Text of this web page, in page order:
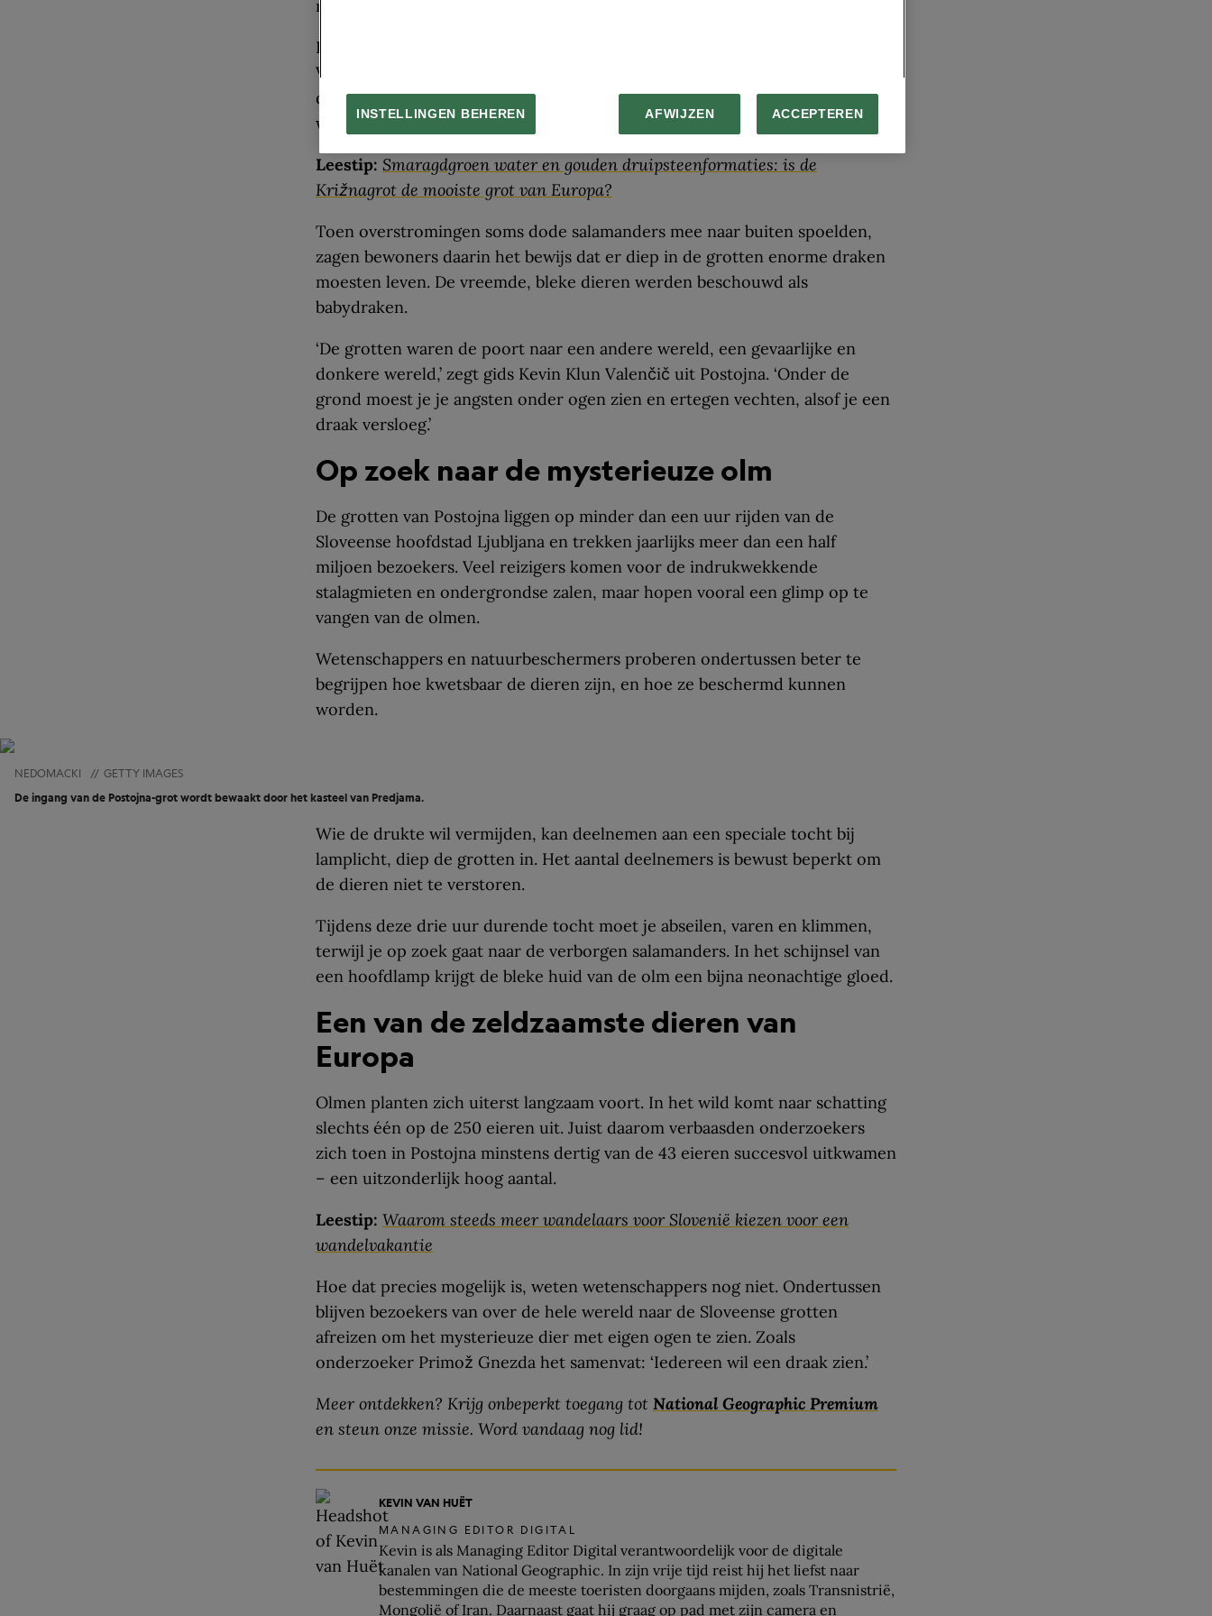
rol in legendes en volksverhalen.
In de winter stroomt warme nevel uit de grotten van Postojna naar buiten.
Voor de inwoners van vroeger leek het alsof een enorm wezen diep onder
de grond ademhaalde. In werkelijkheid ontstaat de mist doordat de relatief
warme lucht uit de grot botst met koude buitenlucht.
Leestip: Smaragdgroen water en gouden druipsteenformaties: is de
Križnagrot de mooiste grot van Europa?
Toen overstromingen soms dode salamanders mee naar buiten spoelden,
zagen bewoners daarin het bewijs dat er diep in de grotten enorme draken
moesten leven. De vreemde, bleke dieren werden beschouwd als
babydraken.
‘De grotten waren de poort naar een andere wereld, een gevaarlijke en
donkere wereld,’ zegt gids Kevin Klun Valenčič uit Postojna. ‘Onder de
grond moest je je angsten onder ogen zien en ertegen vechten, alsof je een
draak versloeg.’
Op zoek naar de mysterieuze olm
De grotten van Postojna liggen op minder dan een uur rijden van de
Sloveense hoofdstad Ljubljana en trekken jaarlijks meer dan een half
miljoen bezoekers. Veel reizigers komen voor de indrukwekkende
stalagmieten en ondergrondse zalen, maar hopen vooral een glimp op te
vangen van de olmen.
Wetenschappers en natuurbeschermers proberen ondertussen beter te
begrijpen hoe kwetsbaar de dieren zijn, en hoe ze beschermd kunnen
worden.
NEDOMACKI // GETTY IMAGES
De ingang van de Postojna-grot wordt bewaakt door het kasteel van Predjama.
Wie de drukte wil vermijden, kan deelnemen aan een speciale tocht bij
lamplicht, diep de grotten in. Het aantal deelnemers is bewust beperkt om
de dieren niet te verstoren.
Tijdens deze drie uur durende tocht moet je abseilen, varen en klimmen,
terwijl je op zoek gaat naar de verborgen salamanders. In het schijnsel van
een hoofdlamp krijgt de bleke huid van de olm een bijna neonachtige gloed.
Een van de zeldzaamste dieren van
Europa
Olmen planten zich uiterst langzaam voort. In het wild komt naar schatting
slechts één op de 250 eieren uit. Juist daarom verbaasden onderzoekers
zich toen in Postojna minstens dertig van de 43 eieren succesvol uitkwamen
– een uitzonderlijk hoog aantal.
Leestip: Waarom steeds meer wandelaars voor Slovenië kiezen voor een
wandelvakantie
Hoe dat precies mogelijk is, weten wetenschappers nog niet. Ondertussen
blijven bezoekers van over de hele wereld naar de Sloveense grotten
afreizen om het mysterieuze dier met eigen ogen te zien. Zoals
onderzoeker Primož Gnezda het samenvat: ‘Iedereen wil een draak zien.’
Meer ontdekken? Krijg onbeperkt toegang tot National Geographic Premium
en steun onze missie. Word vandaag nog lid!
KEVIN VAN HUËT
MANAGING EDITOR DIGITAL
Kevin is als Managing Editor Digital verantwoordelijk voor de digitale
kanalen van National Geographic. In zijn vrije tijd reist hij het liefst naar
bestemmingen die de meeste toeristen doorgaans mijden, zoals Transnistrië,
Mongolië of Iran. Daarnaast gaat hij graag op pad met zijn camera en
INSTELLINGEN BEHEREN AFWIJZEN ACCEPTEREN